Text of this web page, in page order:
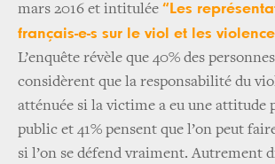
mars 2016 et intitulée “Les
français-e-s sur le viol et les
L’enquête révèle que 40% des
considèrent que la responsabilité du
atténuée si la victime a eu une attitude
public et 41% pensent que l’on peut
si l’on se défend vraiment. Autrement